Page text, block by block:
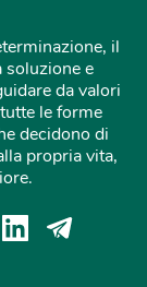
il
soluzione e
da valori
le forme
decidono di
propria vita,